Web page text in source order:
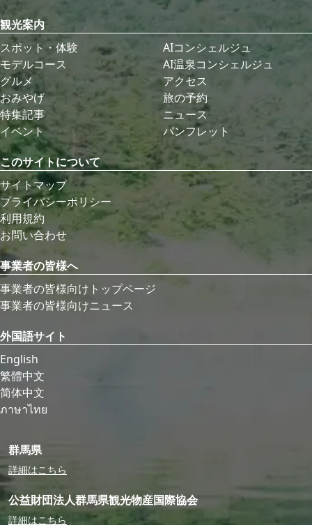
観光案内
スポット・体験
モデルコース
グルメ
おみやげ
特集記事
イベント
AIコンシェルジュ
AI温泉コンシェルジュ
アクセス
旅の予約
ニュース
パンフレット
このサイトについて
サイトマップ
プライバシーポリシー
利用規約
お問い合わせ
事業者の皆様へ
事業者の皆様向けトップページ
事業者の皆様向けニュース
外国語サイト
English
繁體中文
简体中文
ภาษาไทย
群馬県
詳細はこちら
公益財団法人群馬県観光物産国際協会
詳細はこちら